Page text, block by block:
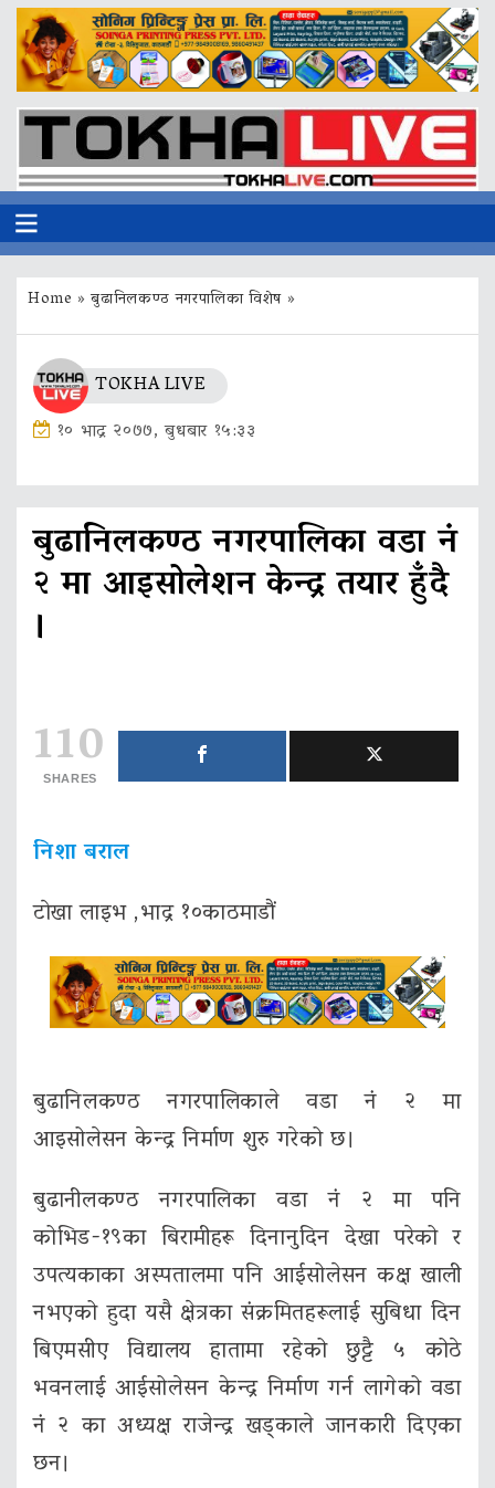
Home »बुढानिलकण्ठ नगरपालिका विशेष »
TOKHA LIVE
१० भाद्र २०७७, बुधबार १५:३३
बुढानिलकण्ठ नगरपालिका वडा नं
२ मा आइसोलेशन केन्द्र तयार हुँदै
।
110
SHARES
निशा बराल
टाेखा लाइभ ,भाद्र १०काठमाडौं
बुढानिलकण्ठ नगरपालिकाले वडा नं २ मा
आइसोलेसन केन्द्र निर्माण शुरु गरेको छ।
बुढानीलकण्ठ नगरपालिका वडा नं २ मा पनि
कोभिड-१९का बिरामीहरू दिनानुदिन देखा परेको र
उपत्यकाका अस्पतालमा पनि आईसोलेसन कक्ष खाली
नभएको हुदा यसै क्षेत्रका संक्रमितहरूलाई सुबिधा दिन
बिएमसीए विद्यालय हातामा रहेको छुट्टै ५ कोठे
भवनलाई आईसोलेसन केन्द्र निर्माण गर्न लागेको वडा
नं २ का अध्यक्ष राजेन्द्र खड्काले जानकारी दिएका
छन।